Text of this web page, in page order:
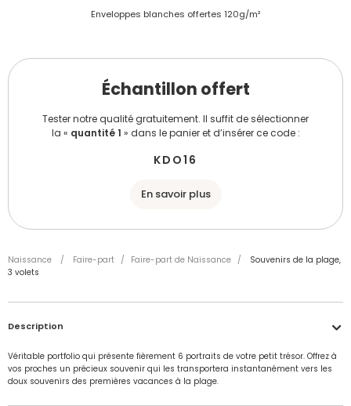
Enveloppes blanches offertes 120g/m²
Échantillon offert
Tester notre qualité gratuitement. Il suffit de sélectionner
la « quantité 1 » dans le panier et d’insérer ce code :
KDO16
En savoir plus
Naissance / Faire-part / Faire-part de Naissance /
Souvenirs de la plage,
3 volets
Description
Véritable portfolio qui présente fièrement 6 portraits de votre petit trésor. Offrez à
vos proches un précieux souvenir qui les transportera instantanément vers les
doux souvenirs des premières vacances à la plage.